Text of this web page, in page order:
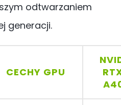
odtwarzaniem
generacji.
CECHY GPU